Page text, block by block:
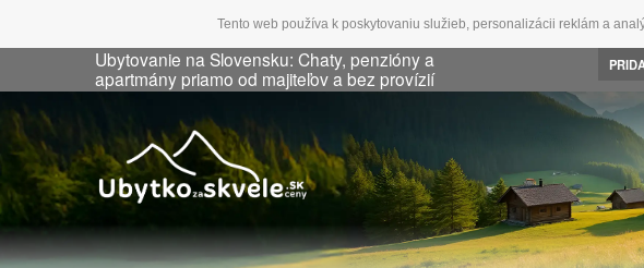
Tento web používa k poskytovaniu služieb, personalizácii reklám a
Ubytovanie na Slovensku: Chaty, penzióny a
apartmány priamo od majiteľov a bez provízií